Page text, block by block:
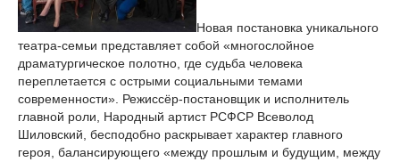
Новая постановка уникального
театра-семьи представляет собой «многослойное
драматургическое полотно, где судьба человека
переплетается с острыми социальными темами
современности». Режиссёр-постановщик и исполнитель
главной роли, Народный артист РСФСР Всеволод
Шиловский, бесподобно раскрывает характер главного
героя, балансирующего «между прошлым и будущим, между